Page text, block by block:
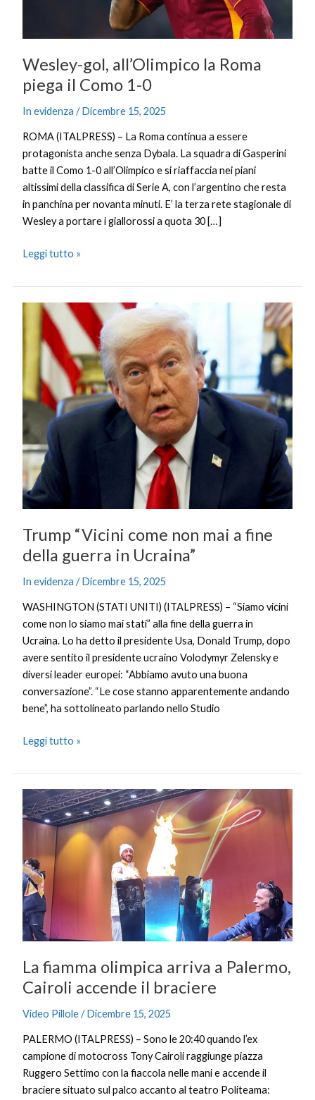
Wesley-gol, all’Olimpico la Roma
piega il Como 1-0
In evidenza /Dicembre 15, 2025
ROMA (ITALPRESS) – La Roma continua a essere
protagonista anche senza Dybala. La squadra di Gasperini
batte il Como 1-0 all’Olimpico e si riaffaccia nei piani
altissimi della classifica di Serie A, con l’argentino che resta
in panchina per novanta minuti. E’ la terza rete stagionale di
Wesley a portare i giallorossi a quota 30 […]
Leggi tutto »
Trump “Vicini come non mai a fine
della guerra in Ucraina”
In evidenza /Dicembre 15, 2025
WASHINGTON (STATI UNITI) (ITALPRESS) – “Siamo vicini
come non lo siamo mai stati” alla fine della guerra in
Ucraina. Lo ha detto il presidente Usa, Donald Trump, dopo
avere sentito il presidente ucraino Volodymyr Zelensky e
diversi leader europei: “Abbiamo avuto una buona
conversazione”. “Le cose stanno apparentemente andando
bene”, ha sottolineato parlando nello Studio
Trump
come
non
mai
a
della
guerra
Ucraina”
Leggi tutto »
La fiamma olimpica arriva a Palermo,
Cairoli accende il braciere
Video Pillole/Dicembre 15, 2025
PALERMO (ITALPRESS) – Sono le 20:40 quando l’ex
campione di motocross Tony Cairoli raggiunge piazza
Ruggero Settimo con la fiaccola nelle mani e accende il
braciere situato sul palco accanto al teatro Politeama:
fiamma
olimpica
a
Palermo,
Cairoli
accende
il